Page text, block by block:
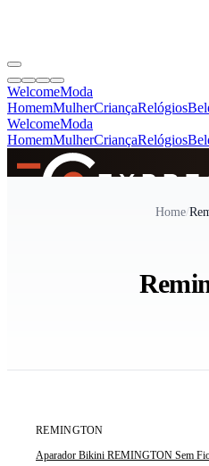
WelcomeModa
HomemMulherCriançaRelógios
WelcomeModa
HomemMulherCriançaRelógios
Home/
REMINGTON
Aparador Bikini REMINGTON Sem